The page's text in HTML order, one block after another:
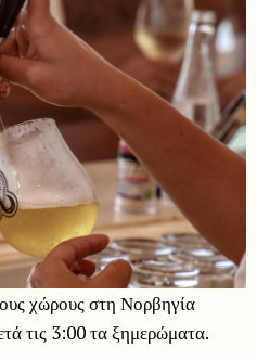
χώρους στη Νορβηγία
τις 3:00 τα ξημερώματα.